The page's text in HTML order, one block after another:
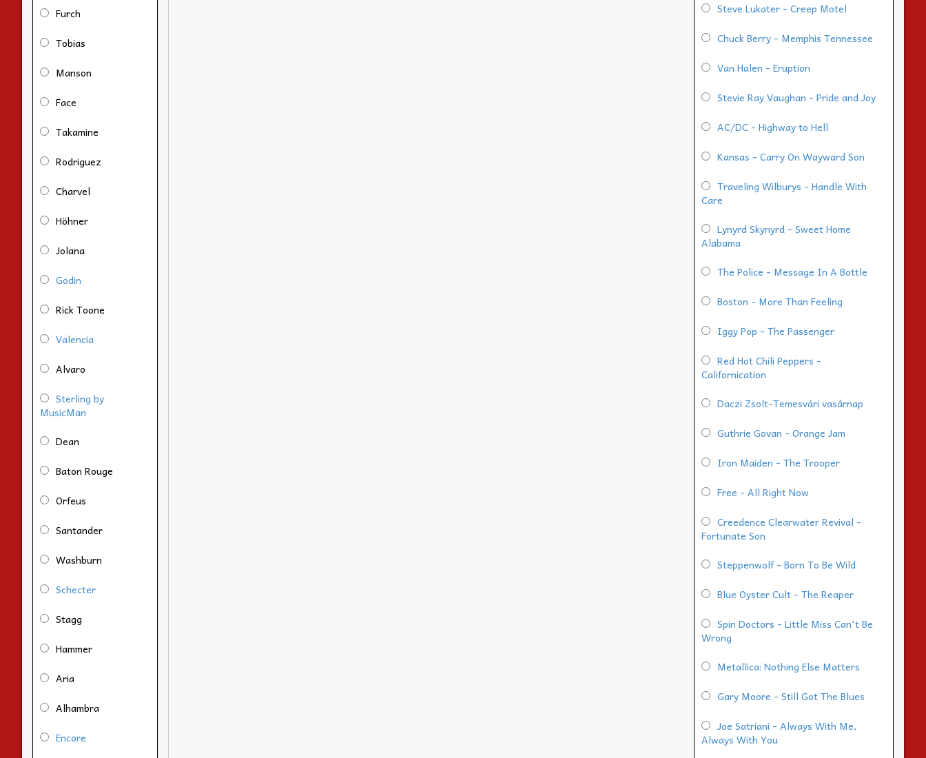
Furch
Tobias
Manson
Face
Takamine
Rodriguez
Charvel
Höhner
Jolana
Godin
Rick Toone
Valencia
Alvaro
Sterling by
MusicMan
Dean
Baton Rouge
Orfeus
Santander
Washburn
Schecter
Stagg
Hammer
Aria
Alhambra
Encore
Steve Lukater - Creep Motel
Chuck Berry - Memphis Tennessee
Van Halen - Eruption
Stevie Ray Vaughan - Pride and Joy
AC/DC - Highway to Hell
Kansas - Carry On Wayward Son
Traveling Wilburys - Handle With
Care
Lynyrd Skynyrd - Sweet Home
Alabama
The Police - Message In A Bottle
Boston - More Than Feeling
Iggy Pop - The Passenger
Red Hot Chili Peppers -
Californication
Daczi Zsolt-Temesvári vasárnap
Guthrie Govan - Orange Jam
Iron Maiden - The Trooper
Free - All Right Now
Creedence Clearwater Revival -
Fortunate Son
Steppenwolf - Born To Be Wild
Blue Oyster Cult - The Reaper
Spin Doctors - Little Miss Can't Be
Wrong
Metallica: Nothing Else Matters
Gary Moore - Still Got The Blues
Joe Satriani - Always With Me,
Always With You